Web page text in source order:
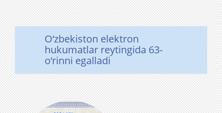
O‘zbekiston elektron
hukumatlar reytingida 63-
o‘rinni egalladi